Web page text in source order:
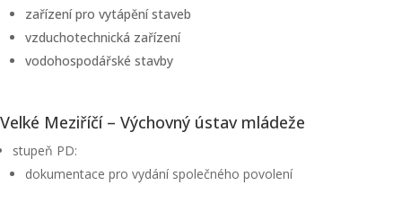
zařízení pro vytápění staveb
vzduchotechnická zařízení
vodohospodářské stavby
Velké Meziříčí – Výchovný ústav mládeže
stupeň PD:
dokumentace pro vydání společného povolení